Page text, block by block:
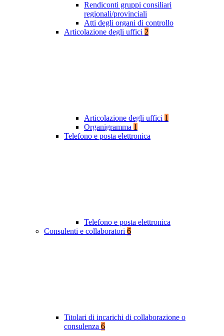
Rendiconti gruppi consiliari
regionali/provinciali
Atti degli organi di controllo
Articolazione degli uffici 2
Articolazione degli uffici 1
Organigramma 1
Telefono e posta elettronica
Telefono e posta elettronica
Consulenti e collaboratori 6
Titolari di incarichi di collaborazione o
consulenza 6